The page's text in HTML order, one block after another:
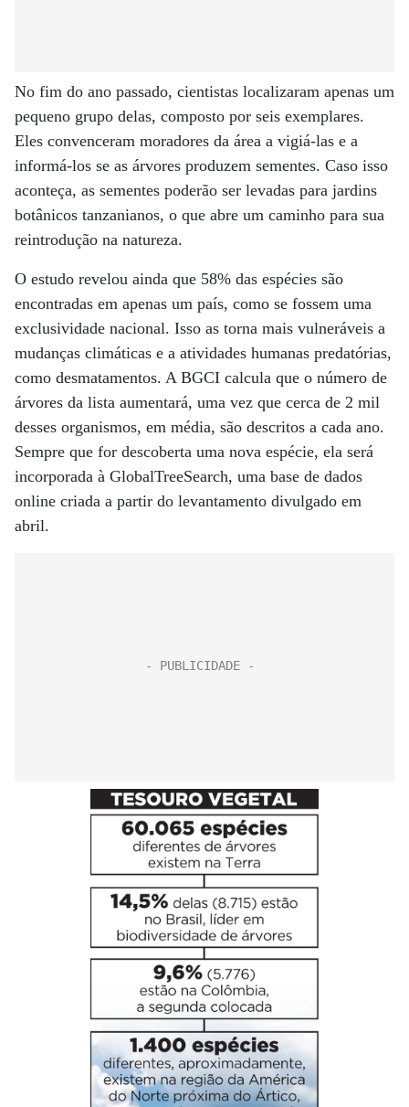
No fim do ano passado, cientistas localizaram apenas um
pequeno grupo delas, composto por seis exemplares.
Eles convenceram moradores da área a vigiá-las e a
informá-los se as árvores produzem sementes. Caso isso
aconteça, as sementes poderão ser levadas para jardins
botânicos tanzanianos, o que abre um caminho para sua
reintrodução na natureza.
O estudo revelou ainda que 58% das espécies são
encontradas em apenas um país, como se fossem uma
exclusividade nacional. Isso as torna mais vulneráveis a
mudanças climáticas e a atividades humanas predatórias,
como desmatamentos. A BGCI calcula que o número de
árvores da lista aumentará, uma vez que cerca de 2 mil
desses organismos, em média, são descritos a cada ano.
Sempre que for descoberta uma nova espécie, ela será
incorporada à GlobalTreeSearch, uma base de dados
online criada a partir do levantamento divulgado em
abril.